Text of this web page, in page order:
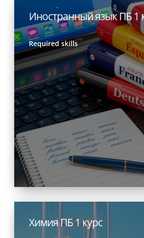
Иностранный язык ПБ 1
Required skills
Химия ПБ 1 курс